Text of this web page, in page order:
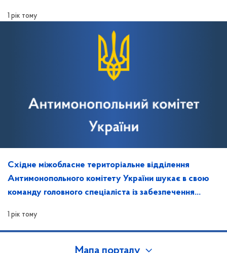
1 рік тому
Східне міжобласне територіальне відділення
Антимонопольного комітету України шукає в свою
команду головного спеціаліста із забезпечення
1 рік тому